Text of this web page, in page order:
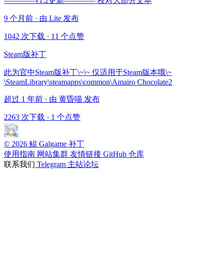
9 个月前 · 由 Lite 发布
1042 次下载 · 11 个点赞
Steam版补丁
此为官中Steam版补丁\~\~ 仅适用于Steam版本哦\~
\SteamLibrary\steamapps\common\Amairo Chocolate2
超过 1 年前 · 由 黄昏喵 发布
2263 次下载 · 1 个点赞
© 2026 鲲 Galgame 补丁
使用指南 网站集群 友情链接 GitHub 仓库
联系我们 Telegram 主站论坛